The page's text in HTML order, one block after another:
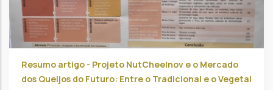
Resumo artigo - Projeto NutCheeInov e o Mercado
dos Queijos do Futuro: Entre o Tradicional e o Vegetal